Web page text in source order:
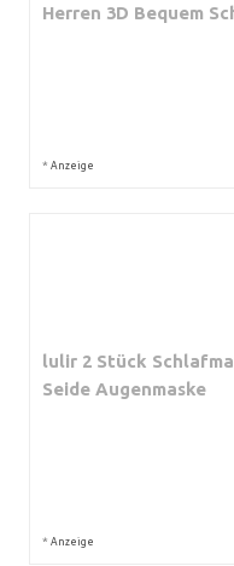
Herren 3D Bequem
* Anzeige
lulir 2 Stück
Seide Augenmaske
* Anzeige